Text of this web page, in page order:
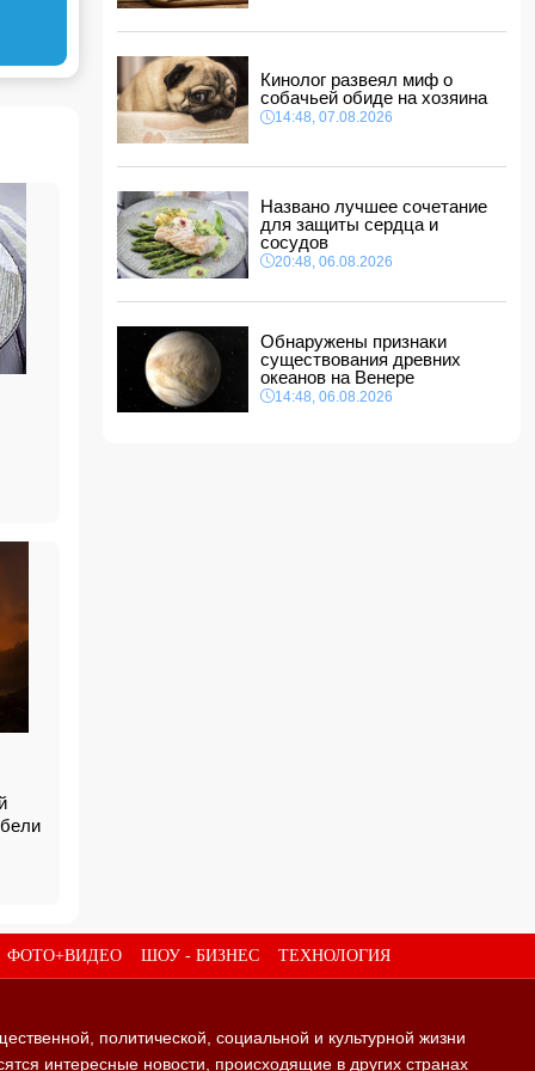
14:14, 07.08.2026
должности посла
14:10, 07.08.2026
Моуринью в шоке после отказа Родри от
перехода в "Реал"
Ильхам Алиев подписал распоряжения в
связи с двумя дипломатами
14:00, 07.08.2026
Прогноз погоды в Азербайджане на 8 августа
12:48, 07.08.2026
В Азербайджане ищут сотрудников с
зарплатой до 10 000 манатов
12:40, 07.08.2026
Кинолог развеял миф о
собачьей обиде на хозяина
14:48, 07.08.2026
Названо лучшее сочетание
для защиты сердца и
сосудов
20:48, 06.08.2026
Обнаружены признаки
существования древних
океанов на Венере
14:48, 06.08.2026
ФОТО+ВИДЕО ШОУ - БИЗНЕС ТЕХНОЛОГИЯ
политической, социальной и культурной жизни
интересные новости, происходящие в других странах